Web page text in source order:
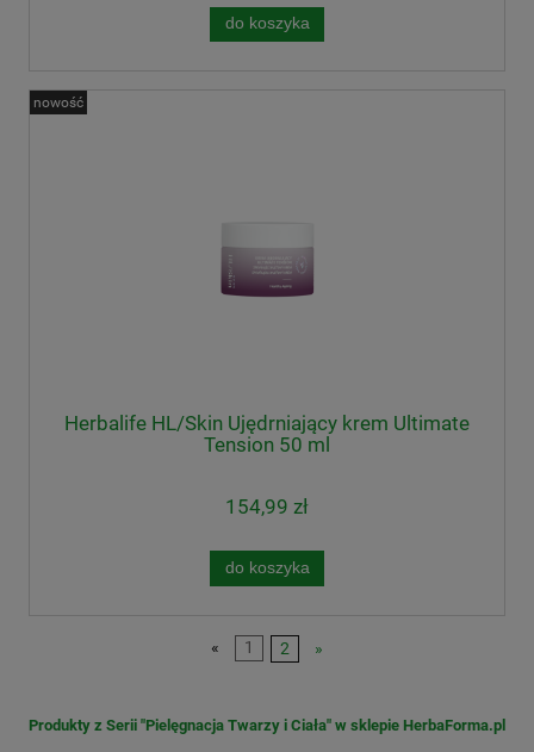
do koszyka
Herbalife HL/Skin Ujędrniający krem Ultimate
Tension 50 ml
154,99 zł
do koszyka
nowość
« 1 2 »
Produkty z Serii "Pielęgnacja Twarzy i Ciała" w sklepie HerbaForma.pl